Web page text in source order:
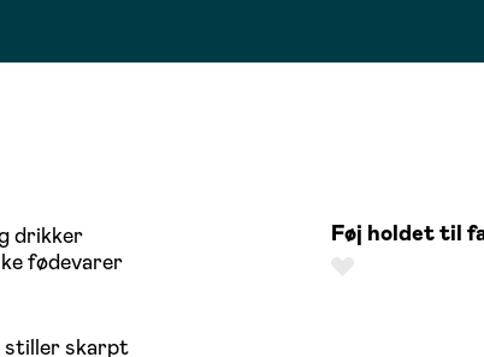
drikker
fødevarer
stiller skarpt
Føj holdet til